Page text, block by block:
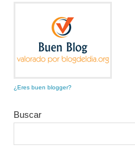
¿Eres buen blogger?
Buscar